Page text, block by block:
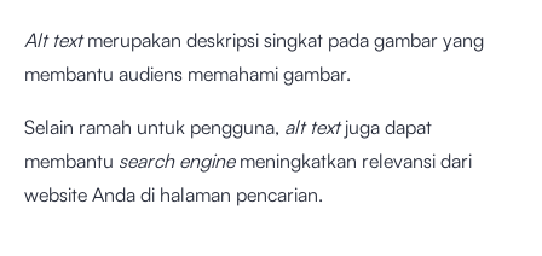
Alt textmerupakan deskripsi singkat pada gambar yang
membantu audiens memahami gambar.
Selain ramah untuk pengguna, alt textjuga dapat
membantu search enginemeningkatkan relevansi dari
website Anda di halaman pencarian.